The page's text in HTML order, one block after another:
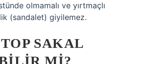
olmamalı ve yırtmaçlı
(sandalet) giyilemez.
SAKAL
MI?